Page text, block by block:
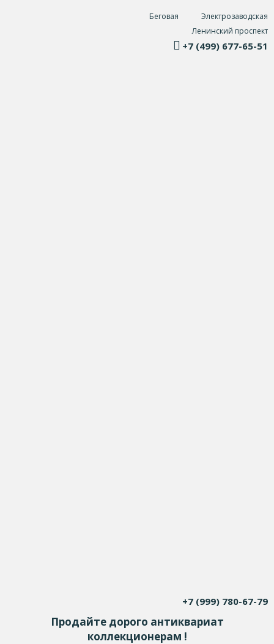
Беговая
Электрозаводская
Ленинский проспект
+7 (499) 677-65-51
+7 (999) 780-67-79
Продайте дорого антиквариат
коллекционерам !